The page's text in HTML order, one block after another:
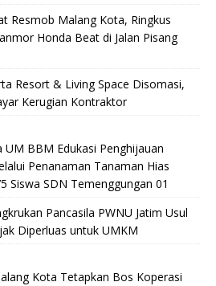
Resmob Malang Kota, Ringkus
Honda Beat di Jalan Pisang
Resort & Living Space Disomasi,
Kerugian Kontraktor
UM BBM Edukasi Penghijauan
Penanaman Tanaman Hias
Siswa SDN Temenggungan 01
Pancasila PWNU Jatim Usul
Diperluas untuk UMKM
Kota Tetapkan Bos Koperasi